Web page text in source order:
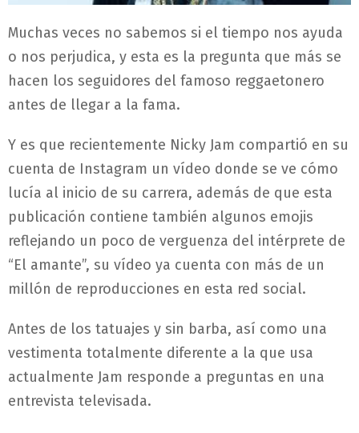
Muchas veces no sabemos si el tiempo nos ayuda
o nos perjudica, y esta es la pregunta que más se
hacen los seguidores del famoso reggaetonero
antes de llegar a la fama.
Y es que recientemente Nicky Jam compartió en su
cuenta de Instagram un vídeo donde se ve cómo
lucía al inicio de su carrera, además de que esta
publicación contiene también algunos emojis
reflejando un poco de verguenza del intérprete de
“El amante”, su vídeo ya cuenta con más de un
millón de reproducciones en esta red social.
Antes de los tatuajes y sin barba, así como una
vestimenta totalmente diferente a la que usa
actualmente Jam responde a preguntas en una
entrevista televisada.